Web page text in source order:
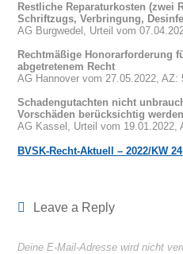
Restliche Reparaturkosten (zwei
Schriftzugs, Verbringung,
AG Burgwedel, Urteil vom
Rechtmäßige Honorarforderung
abgetretenem Recht
AG Hannover vom 27.05.2022, AZ:
Schadengutachten nicht
Vorschäden berücksichtig werden
AG Kassel, Urteil vom 19.01.2022,
BVSK-Recht-Aktuell – 2022/KW 24
Leave a Reply
Deine E-Mail-Adresse wird nicht